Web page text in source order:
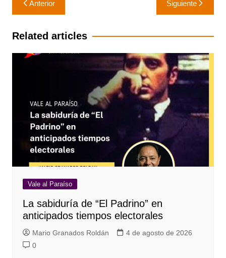
de
entradas
Anterior Siguiente
Related articles
Vale al Paraíso
La sabiduría de “El Padrino” en
anticipados tiempos electorales
Mario Granados Roldán
4 de agosto de 2026
0